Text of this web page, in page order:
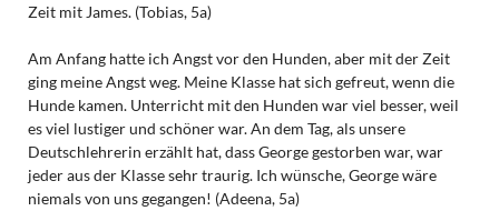
Zeit mit James. (Tobias, 5a)
Am Anfang hatte ich Angst vor den Hunden, aber mit der Zeit
ging meine Angst weg. Meine Klasse hat sich gefreut, wenn die
Hunde kamen. Unterricht mit den Hunden war viel besser, weil
es viel lustiger und schöner war. An dem Tag, als unsere
Deutschlehrerin erzählt hat, dass George gestorben war, war
jeder aus der Klasse sehr traurig. Ich wünsche, George wäre
niemals von uns gegangen! (Adeena, 5a)